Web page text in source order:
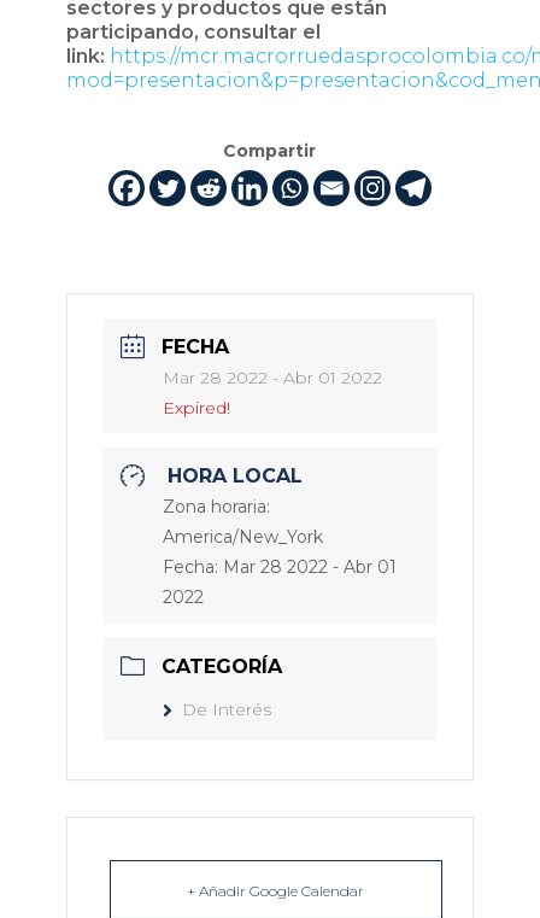
sectores y productos que están
participando, consultar el
link: https://
Compartir
FECHA
Mar 28 2022- Abr 01 2022
Expired!
HORA LOCAL
Zona horaria:
America/New_York
Fecha: Mar 28 2022- Abr 01
2022
CATEGORÍA
De Interés
+ Añadir Google Calendar